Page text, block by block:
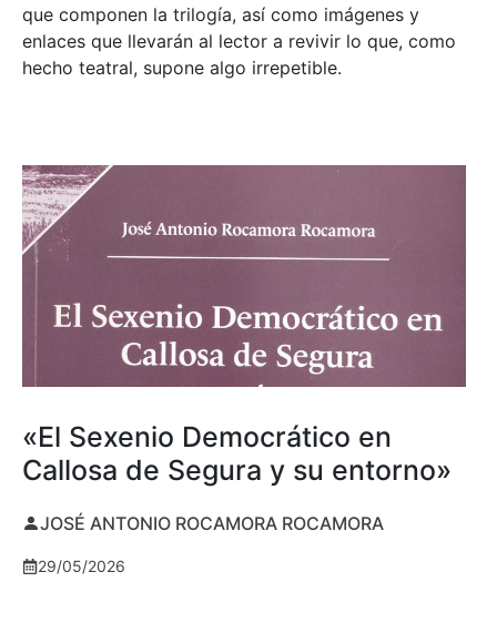
que componen la trilogía, así como imágenes y
enlaces que llevarán al lector a revivir lo que, como
hecho teatral, supone algo irrepetible.
«El Sexenio Democrático en
Callosa de Segura y su entorno»
JOSÉ ANTONIO ROCAMORA ROCAMORA
29/05/2026